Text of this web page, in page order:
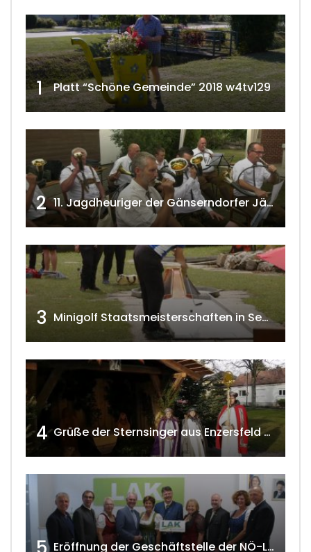
1 Platt “Schöne Gemeinde” 2018 w4tv129
2 11. Jagdheuriger der Gänserndorfer Jäger 2020 w4tv166
3 Minigolf Staatsmeisterschaften in Seefeld-Kadolz w4tv174
4 Grüße der Sternsinger aus Enzersfeld – Klein-Engersdorf 2021 w4tv169
Eröffnung der Geschäftstelle der NÖ-Landarbeiterkammer in Mistelbach w4tv174